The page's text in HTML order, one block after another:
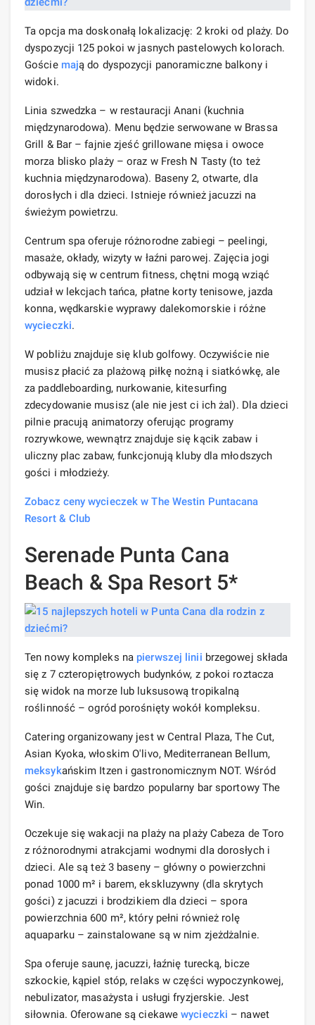
Ta opcja ma doskonałą lokalizację: 2 kroki od plaży. Do
dyspozycji 125 pokoi w jasnych pastelowych kolorach.
Goście mają do dyspozycji panoramiczne balkony i
widoki.
Linia szwedzka – w restauracji Anani (kuchnia
międzynarodowa). Menu będzie serwowane w Brassa
Grill & Bar – fajnie zjeść grillowane mięsa i owoce
morza blisko plaży – oraz w Fresh N Tasty (to też
kuchnia międzynarodowa). Baseny 2, otwarte, dla
dorosłych i dla dzieci. Istnieje również jacuzzi na
świeżym powietrzu.
Centrum spa oferuje różnorodne zabiegi – peelingi,
masaże, okłady, wizyty w łaźni parowej. Zajęcia jogi
odbywają się w centrum fitness, chętni mogą wziąć
udział w lekcjach tańca, płatne korty tenisowe, jazda
konna, wędkarskie wyprawy dalekomorskie i różne
wycieczki.
W pobliżu znajduje się klub golfowy. Oczywiście nie
musisz płacić za plażową piłkę nożną i siatkówkę, ale
za paddleboarding, nurkowanie, kitesurfing
zdecydowanie musisz (ale nie jest ci ich żal). Dla dzieci
pilnie pracują animatorzy oferując programy
rozrywkowe, wewnątrz znajduje się kącik zabaw i
uliczny plac zabaw, funkcjonują kluby dla młodszych
gości i młodzieży.
Zobacz ceny wycieczek w The Westin Puntacana
Resort & Club
Serenade Punta Cana
Beach & Spa Resort 5*
Ten nowy kompleks na pierwszej linii brzegowej składa
się z 7 czteropiętrowych budynków, z pokoi roztacza
się widok na morze lub luksusową tropikalną
roślinność – ogród porośnięty wokół kompleksu.
Catering organizowany jest w Central Plaza, The Cut,
Asian Kyoka, włoskim O'livo, Mediterranean Bellum,
meksykańskim Itzen i gastronomicznym NOT. Wśród
gości znajduje się bardzo popularny bar sportowy The
Win.
Oczekuje się wakacji na plaży na plaży Cabeza de Toro
z różnorodnymi atrakcjami wodnymi dla dorosłych i
dzieci. Ale są też 3 baseny – główny o powierzchni
ponad 1000 m² i barem, ekskluzywny (dla skrytych
gości) z jacuzzi i brodzikiem dla dzieci – spora
powierzchnia 600 m², który pełni również rolę
aquaparku – zainstalowane są w nim zjeżdżalnie.
Spa oferuje saunę, jacuzzi, łaźnię turecką, bicze
szkockie, kąpiel stóp, relaks w części wypoczynkowej,
nebulizator, masażysta i usługi fryzjerskie. Jest
siłownia. Oferowane są ciekawewycieczki – nawet